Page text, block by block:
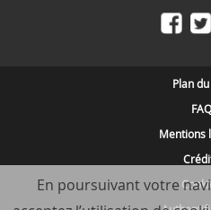
Plan
FAQ
Mentions
En poursuivant votre